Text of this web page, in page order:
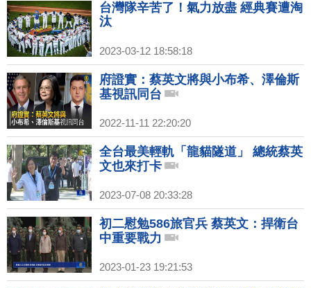
台灣隊辛苦了！氣力放盡 經典賽遭淘
汰
2023-03-12 18:58:18
府證實：蔡英文將與小布希、澤倫斯
基視訊同台
2022-11-11 22:20:20
全台最美輕軌「龍貓隧道」 總統蔡英
文也來打卡
2023-07-08 20:33:28
初二慰勉586旅官兵 蔡英文：捍衛台
中重要戰力
2023-01-23 19:21:53